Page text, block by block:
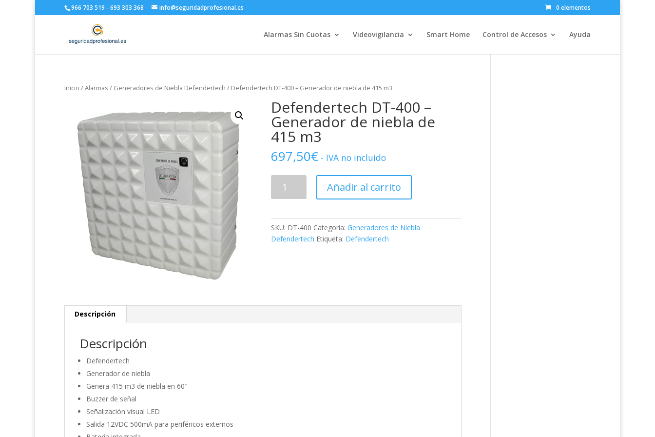
966 703 519 - 693 303 368 info@seguridadprofesional.es 0 elementos
Alarmas Sin Cuotas Videovigilancia Smart Home Control de Accesos Ayuda
Inicio /Alarmas / Generadores de Niebla Defendertech / Defendertech DT-400 – Generador de niebla de 415 m3
Defendertech DT-400 –
Generador de niebla de
415 m3
697,50€ - IVA no incluido
Generador
de
Añadir al carrito
SKU: DT-400 Categoría:Generadores de Niebla
Defendertech Etiqueta: Defendertech
Descripción
Descripción
Defendertech
Generador de niebla
Genera 415 m3 de niebla en 60″
Buzzer de señal
Señalización visual LED
Salida 12VDC 500mA para periféricos externos